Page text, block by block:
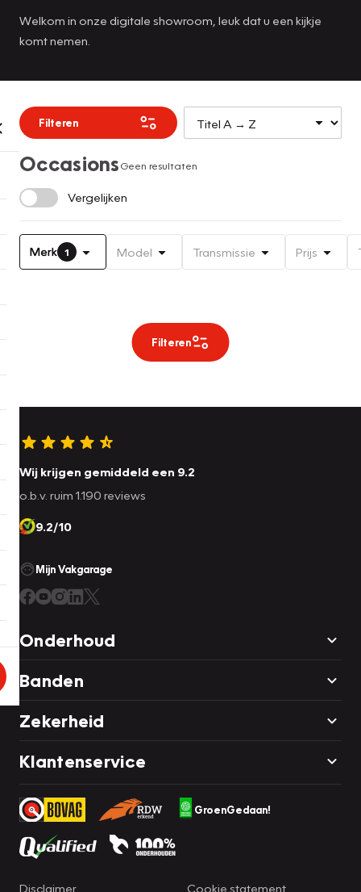
Welkom in onze digitale showroom, leuk dat u een kijkje
komt nemen.
Filteren
OccasionsGeen resultaten
Vergelijken
Merk 1 Model Transmissie Prijs
Filteren
Wij krijgen gemiddeld een 9.2
o.b.v. ruim 1.190 reviews
9.2/10
Mijn Vakgarage
Onderhoud
Banden
Zekerheid
Klantenservice
GroenGedaan!
Disclaimer Cookie statement